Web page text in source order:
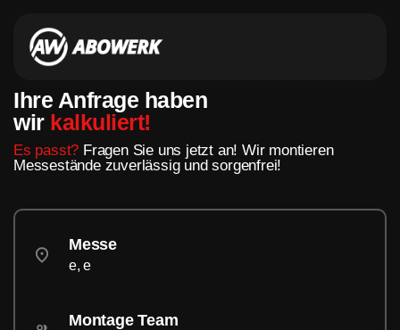
Ihre Anfrage haben
wir kalkuliert!
Es passt? Fragen Sie uns jetzt an! Wir montieren
Messestände zuverlässig und sorgenfrei!
Messe
e, e
Montage Team